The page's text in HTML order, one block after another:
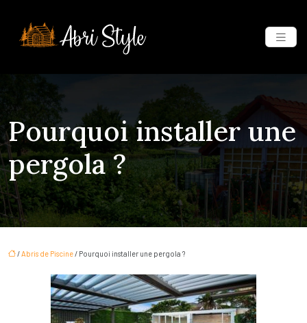
Pourquoi installer une
pergola ?
/ Abris de Piscine / Pourquoi installer une pergola ?